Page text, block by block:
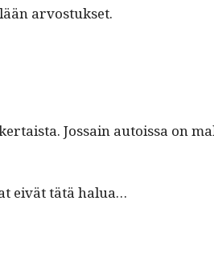
arvostukset.
Jos­sain autois­sa on
eivät tätä halua…